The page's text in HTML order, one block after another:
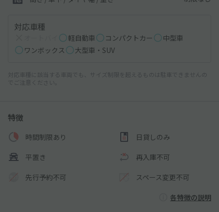
対応車種
軽自動車 コンパクトカー
中型車
ワンボックス
大型車・SUV
対応車種に該当する車両でも、サイズ制限を超えるものは駐車できませんの
でご注意ください。
特徴
時間制限あり 日貸しのみ
平置き 再入庫不可
先行予約不可 スペース変更不可
各特徴の説明